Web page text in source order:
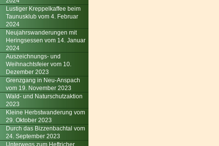
Lustiger Kreppelkaffee beim
Taunusklub vom 4. Februar
2024
Neujahrswanderungen mit
Heringsessen vom 14. Januar
2024
Auszeichnungs- und
Weihnachtsfeier vom 10.
Dezember 2023
Grenzgang in Neu-Anspach
vom 19. November 2023
Wald- und Naturschutzaktion
2023
Kleine Herbstwanderung vom
29. Oktober 2023
Durch das Bizzenbachtal vom
24. September 2023
Unterwegs zum Heftricher